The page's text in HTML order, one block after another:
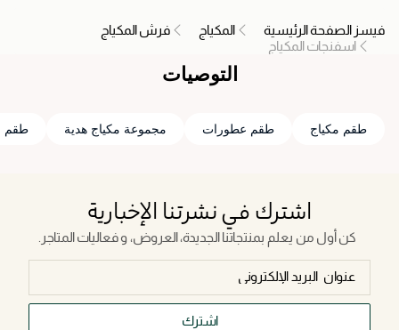
فيسز الصفحة الرئيسية المكياج
فرش المكياج
اسفنجات المكياج
التوصيات
طقم مكياج طقم عطورات مجموعة مكياج هدية طقم
اشترك في نشرتنا الإخبارية
كن أول من يعلم بمنتجاتنا الجديدة، العروض، و فعاليات المتاجر.
اشترك